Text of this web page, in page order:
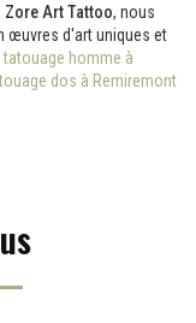
Zore Art Tattoo, nous
œuvres d'art uniques et
tatouage homme à
dos à Remiremont